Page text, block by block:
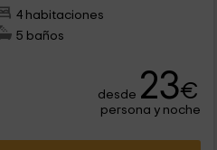
4 habitaciones
5 baños
desde 23€
persona y noche